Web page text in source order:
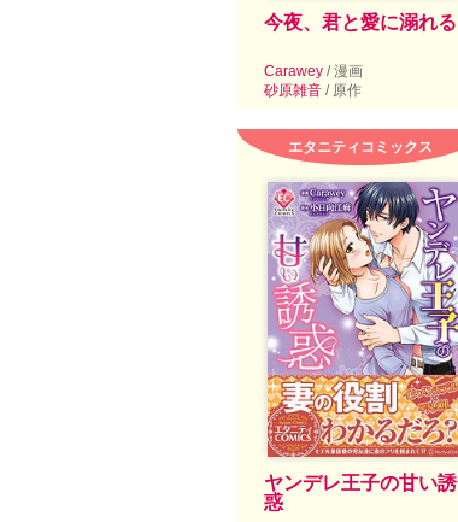
今夜、君と愛に溺れる
Carawey / 漫画
砂原雑音 / 原作
エタニティコミックス
ヤンデレ王子の甘い誘
惑